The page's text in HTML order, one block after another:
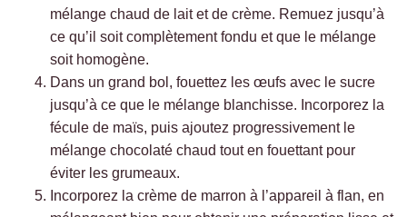
mélange chaud de lait et de crème. Remuez jusqu’à
ce qu’il soit complètement fondu et que le mélange
soit homogène.
Dans un grand bol, fouettez les œufs avec le sucre
jusqu’à ce que le mélange blanchisse. Incorporez la
fécule de maïs, puis ajoutez progressivement le
mélange chocolaté chaud tout en fouettant pour
éviter les grumeaux.
Incorporez la crème de marron à l’appareil à flan, en